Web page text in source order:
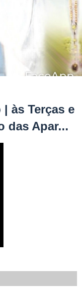
| às Terças e
das Apar...